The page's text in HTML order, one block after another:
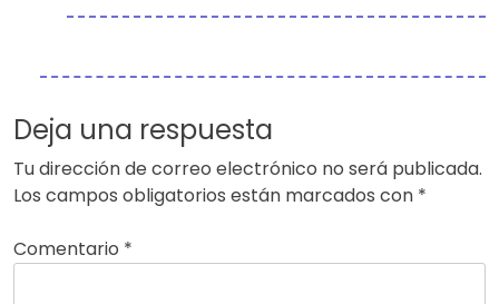
Deja una respuesta
Tu dirección de correo electrónico no será publicada.
Los campos obligatorios están marcados con *
Comentario *